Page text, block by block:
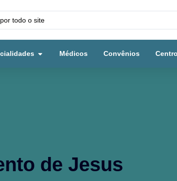
Médicos Convênios
de Jesus